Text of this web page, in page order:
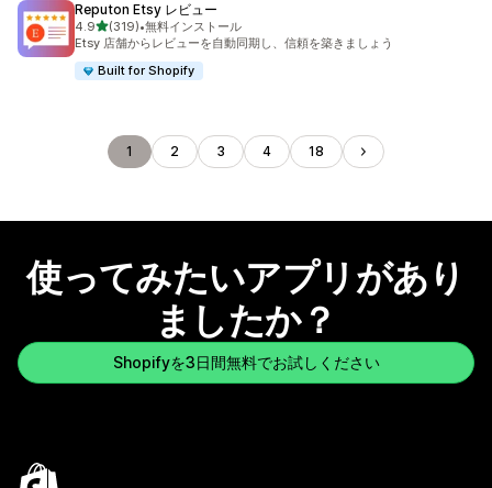
Reputon Etsy レビュー
4.95つ星中
(319)
合計レビュー数：319件
•無料インストール
Etsy 店舗からレビューを自動同期し、信頼を築きましょう
Built for Shopify
1 2 3 4 18
使ってみたいアプリがあり
ましたか？
Shopifyを3日間無料でお試しください